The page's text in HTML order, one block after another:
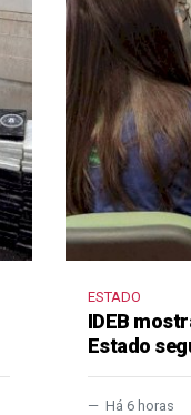
ESTADO
IDEB
Estado
Há 6 horas